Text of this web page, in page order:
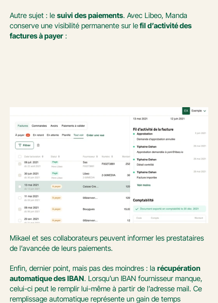
Autre sujet : le suivi des paiements. Avec Libeo, Manda
conserve une visibilité permanente sur le fil d’activité des
factures à payer :
Mikael et ses collaborateurs peuvent informer les prestataires
de l’avancée de leurs paiements.
Enfin, dernier point, mais pas des moindres : la récupération
automatique des IBAN. Lorsqu’un IBAN fournisseur manque,
celui-ci peut le remplir lui-même à partir de l’adresse mail. Ce
remplissage automatique représente un gain de temps